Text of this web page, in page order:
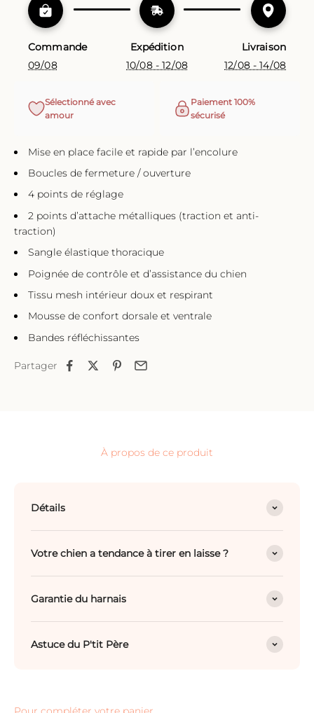
Commande
09/08
Expédition
10/08 - 12/08
Livraison
12/08 - 14/08
Sélectionné avec
amour
Paiement 100%
sécurisé
Mise en place facile et rapide par l’encolure
Boucles de fermeture / ouverture
4 points de réglage
2 points d’attache métalliques (traction et anti-
traction)
Sangle élastique thoracique
Poignée de contrôle et d’assistance du chien
Tissu mesh intérieur doux et respirant
Mousse de confort dorsale et ventrale
Bandes réfléchissantes
Partager
À propos de ce produit
Détails
Votre chien a tendance à tirer en laisse ?
Garantie du harnais
Astuce du P'tit Père